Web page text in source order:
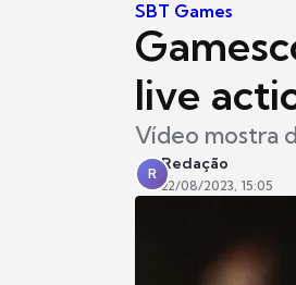
SBT Games
live
Vídeo mostra
R
Redação
22/08/2023, 15:05